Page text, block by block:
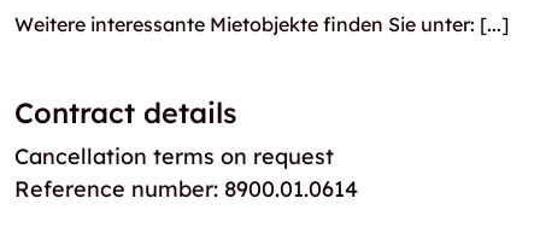
Weitere interessante Mietobjekte finden Sie unter: [...]
Contract details
Cancellation terms on request
Reference number: 8900.01.0614